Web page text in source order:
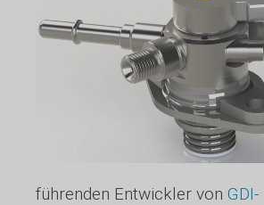
führenden Entwickler von GDI-